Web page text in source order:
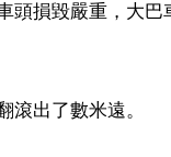
頭損毀嚴重，大
滾出了數米遠。